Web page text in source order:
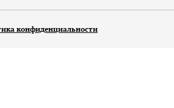
конфиденциальности